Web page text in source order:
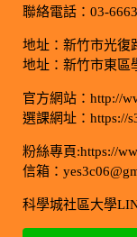
聯絡電話：03-
地址：新竹市光復
地址：新竹市東區
官方網站：http://
選課網址：https://
粉絲專頁:https://
信箱：
科學城社區大學